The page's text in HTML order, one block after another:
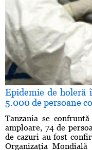
Epidemie de holeră
5.000 de persoane
Tanzania se
amploare, 74 de
de cazuri au fost
Organizaţia